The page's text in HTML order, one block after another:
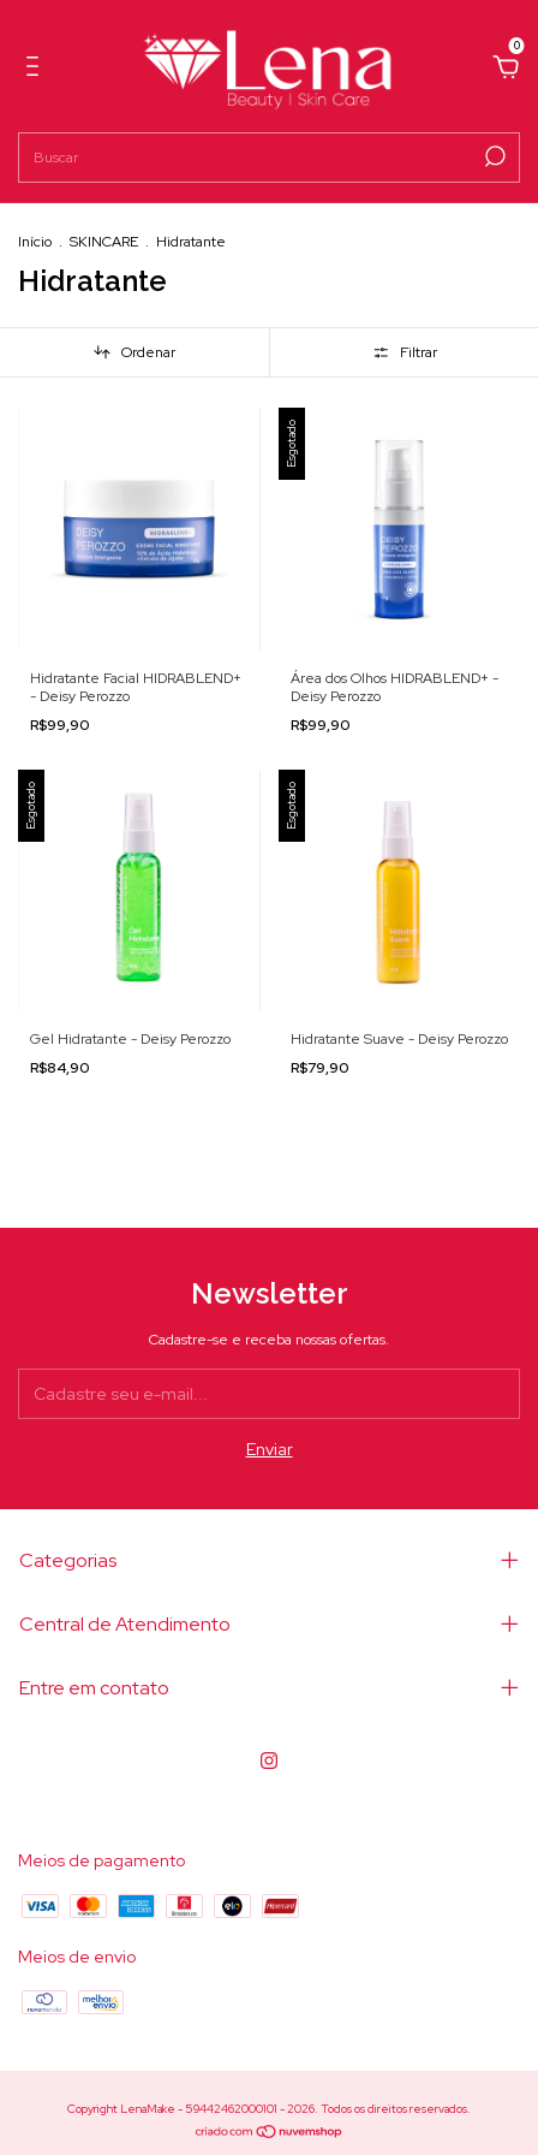
0
Início . SKINCARE . Hidratante
Hidratante
Ordenar Filtrar
Hidratante Facial HIDRABLEND+
- Deisy Perozzo
R$99,90
Esgotado
Área dos Olhos HIDRABLEND+ -
Deisy Perozzo
R$99,90
Esgotado
Gel Hidratante - Deisy Perozzo
R$84,90
Esgotado
Hidratante Suave - Deisy Perozzo
R$79,90
Newsletter
Cadastre-se e receba nossas ofertas.
Categorias
Central de Atendimento
Entre em contato
Meios de pagamento
Meios de envio
Copyright LenaMake - 59442462000101 - 2026. Todos os direitos reservados.